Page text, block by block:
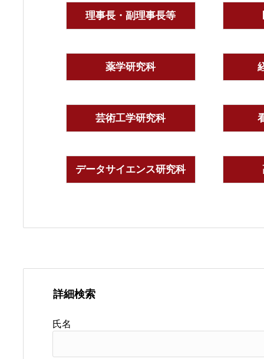
理事長・副理事長等
薬学研究科
芸術工学研究科
データサイエンス研究科
詳細検索
氏名